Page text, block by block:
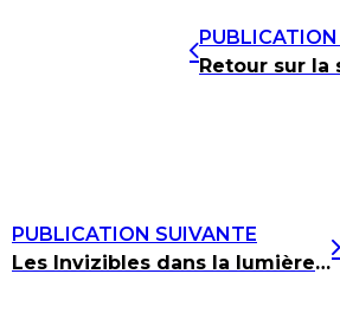
PUBLICATION
PUBLICATION SUIVANTE
Les Invizibles dans la lumière durant quatre jours dans des cinémas d’Orléans